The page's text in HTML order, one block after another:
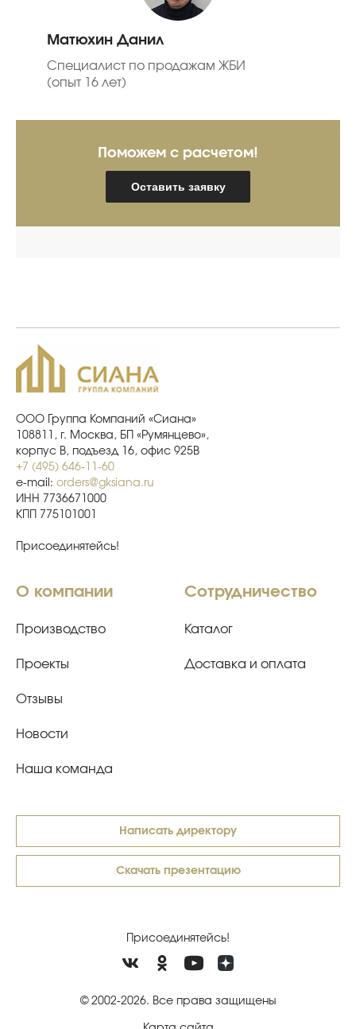
Матюхин Данил
Специалист по продажам ЖБИ
(опыт 16 лет)
Поможем с расчетом!
Оставить заявку
ООО Группа Компаний «Сиана»
108811, г. Москва, БП «Румянцево»,
корпус В, подъезд 16, офис 925В
+7 (495) 646-11-60
e-mail: orders@gksiana.ru
ИНН 7736671000
КПП 775101001
Присоединятейсь!
О компании
Производство
Проекты
Отзывы
Новости
Наша команда
Сотрудничество
Каталог
Доставка и оплата
Написать директору
Скачать презентацию
Присоединятейсь!
© 2002-2026. Все права защищены